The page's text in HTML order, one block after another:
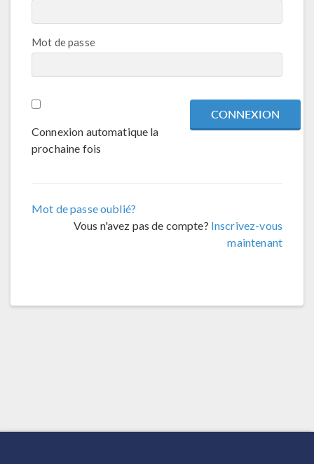
Mot de passe
Connexion automatique la
prochaine fois
Mot de passe oublié?
Vous n'avez pas de compte? Inscrivez-vous
maintenant